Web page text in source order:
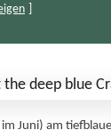
im Juni) am